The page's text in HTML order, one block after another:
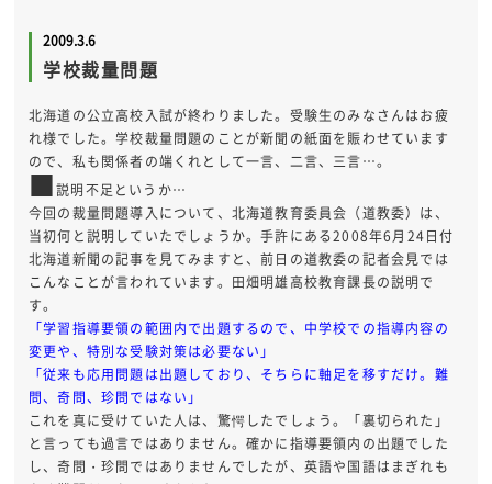
2009.3.6
学校裁量問題
北海道の公立高校入試が終わりました。受験生のみなさんはお疲
れ様でした。学校裁量問題のことが新聞の紙面を賑わせています
ので、私も関係者の端くれとして一言、二言、三言…。
■説明不足というか…
今回の裁量問題導入について、北海道教育委員会（道教委）は、
当初何と説明していたでしょうか。手許にある2008年6月24日付
北海道新聞の記事を見てみますと、前日の道教委の記者会見では
こんなことが言われています。田畑明雄高校教育課長の説明で
す。
「学習指導要領の範囲内で出題するので、中学校での指導内容の
変更や、特別な受験対策は必要ない」
「従来も応用問題は出題しており、そちらに軸足を移すだけ。難
問、奇問、珍問ではない」
これを真に受けていた人は、驚愕したでしょう。「裏切られた」
と言っても過言ではありません。確かに指導要領内の出題でした
し、奇問・珍問ではありませんでしたが、英語や国語はまぎれも